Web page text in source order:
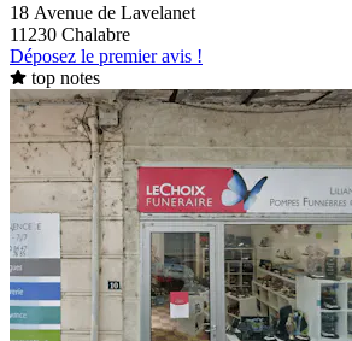
18 Avenue de Lavelanet
11230 Chalabre
Déposez le premier avis !
top notes